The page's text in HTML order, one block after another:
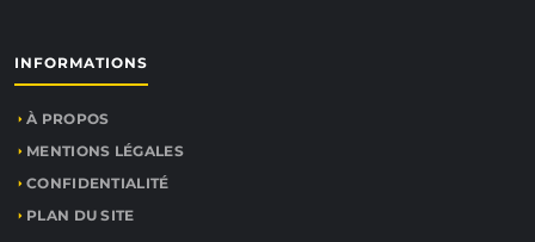
INFORMATIONS
À PROPOS
MENTIONS LÉGALES
CONFIDENTIALITÉ
PLAN DU SITE